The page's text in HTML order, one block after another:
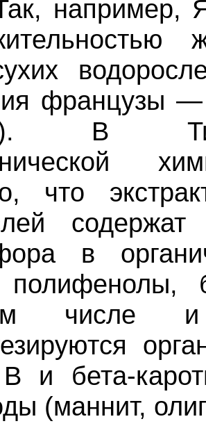
например,
французы
В
что
в
числе и
и бета-
(маннит,